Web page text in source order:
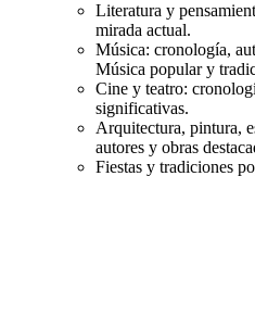
Literatura y
mirada actual.
Música: cronología,
Música popular y
Cine y teatro:
significativas.
Arquitectura, pintura,
autores y obras
Fiestas y tradiciones